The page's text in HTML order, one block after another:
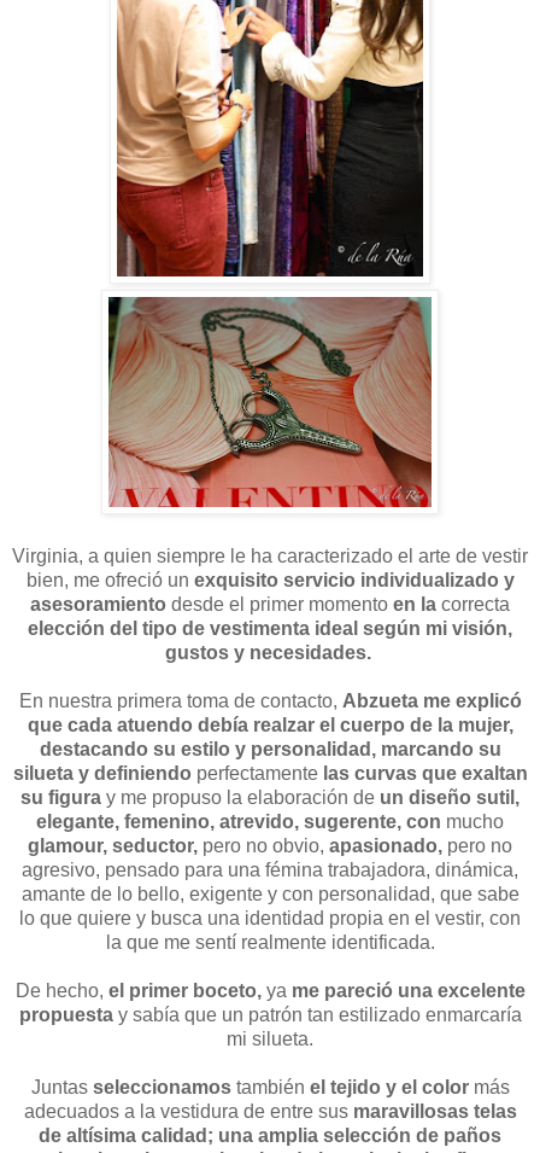
Virginia, a quien siempre le ha caracterizado el arte de vestir
bien, me ofreció un exquisito servicio individualizado y
asesoramiento desde el primer momento en la correcta
elección del tipo de vestimenta ideal según mi visión,
gustos y necesidades.
En nuestra primera toma de contacto, Abzueta me explicó
que cada atuendo debía realzar el cuerpo de la mujer,
destacando su estilo y personalidad, marcando su
silueta y definiendo perfectamente las curvas que exaltan
su figura y me propuso la elaboración de un diseño sutil,
elegante, femenino, atrevido, sugerente, con mucho
glamour, seductor, pero no obvio, apasionado, pero no
agresivo, pensado para una fémina trabajadora, dinámica,
amante de lo bello, exigente y con personalidad, que sabe
lo que quiere y busca una identidad propia en el vestir, con
la que me sentí realmente identificada.
De hecho, el primer boceto,ya me pareció una excelente
propuestay sabía que un patrón tan estilizado enmarcaría
mi silueta.
Juntas seleccionamostambién el tejido y el colormás
adecuados a la vestidura de entre sus maravillosas telas
de altísima calidad; una amplia selección de paños